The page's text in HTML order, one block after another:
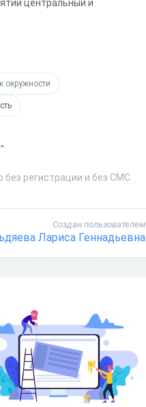
центральный и
окружности
без регистрации и без СМС
Создан пользователем
Лариса Геннадьевна